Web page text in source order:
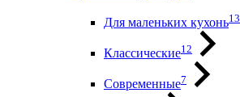
Для маленьких кухонь13
Классические12
Современные7